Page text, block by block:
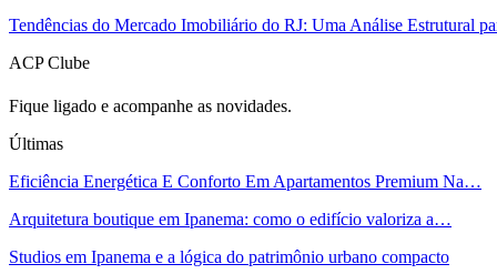
Tendências do Mercado Imobiliário do RJ: Uma Análise Estrutural
ACP Clube
Fique ligado e acompanhe as novidades.
Últimas
Eficiência Energética E Conforto Em Apartamentos Premium Na…
Arquitetura boutique em Ipanema: como o edifício valoriza a…
Studios em Ipanema e a lógica do patrimônio urbano compacto